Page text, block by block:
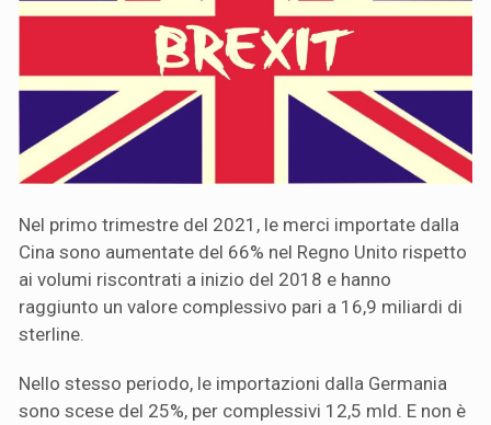
Nel primo trimestre del 2021, le merci importate dalla
Cina sono aumentate del 66% nel Regno Unito rispetto
ai volumi riscontrati a inizio del 2018 e hanno
raggiunto un valore complessivo pari a 16,9 miliardi di
sterline.
Nello stesso periodo, le importazioni dalla Germania
sono scese del 25%, per complessivi 12,5 mld. E non è